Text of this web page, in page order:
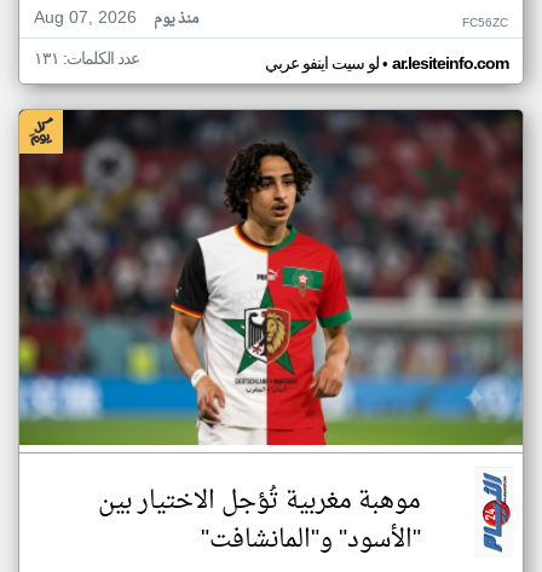
Aug 07, 2026
منذ يوم FC56ZC
لو سيت اينفو عربي• ar.lesiteinfo.com عدد الكلمات: ١٣١
موهبة مغربية تُؤجل الاختيار بين
"الأسود" و"المانشافت"